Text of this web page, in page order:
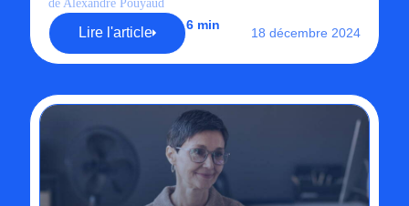
de Alexandre Pouyaud
Lire l'article
6 min
18 décembre 2024